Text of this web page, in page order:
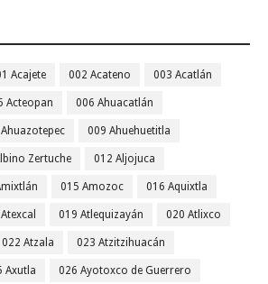
Acajete 002 Acateno 003 Acatlán
Acteopan 006 Ahuacatlán
009 Ahuehuetitla
Zertuche 012 Aljojuca
015 Amozoc 016 Aquixtla
019 Atlequizayán 020 Atlixco
022 Atzala 023 Atzitzihuacán
Axutla 026 Ayotoxco de Guerrero